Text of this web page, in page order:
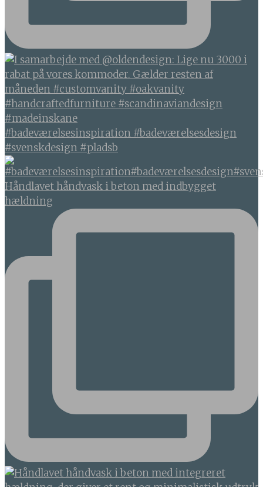
#badeværelsesinspiration #badeværelsesdesign
#svenskdesign #pladsb
Håndlavet håndvask i beton med indbygget
hældning